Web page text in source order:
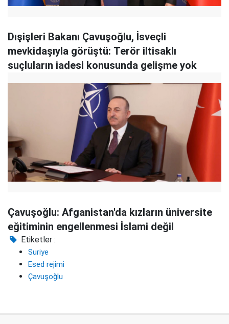
Dışişleri Bakanı Çavuşoğlu, İsveçli
mevkidaşıyla görüştü: Terör iltisaklı
suçluların iadesi konusunda gelişme yok
Çavuşoğlu: Afganistan'da kızların üniversite
eğitiminin engellenmesi İslami değil
Etiketler :
Suriye
Esed rejimi
Çavuşoğlu